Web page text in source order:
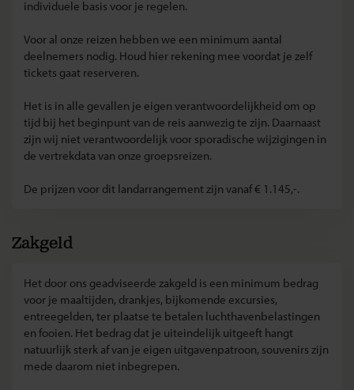
individuele basis voor je regelen.
Voor al onze reizen hebben we een minimum aantal
deelnemers nodig. Houd hier rekening mee voordat je zelf
tickets gaat reserveren.
Het is in alle gevallen je eigen verantwoordelijkheid om op
tijd bij het beginpunt van de reis aanwezig te zijn. Daarnaast
zijn wij niet verantwoordelijk voor sporadische wijzigingen in
de vertrekdata van onze groepsreizen.
De prijzen voor dit landarrangement zijn vanaf € 1.145,-.
Zakgeld
Het door ons geadviseerde zakgeld is een minimum bedrag
voor je maaltijden, drankjes, bijkomende excursies,
entreegelden, ter plaatse te betalen luchthavenbelastingen
en fooien. Het bedrag dat je uiteindelijk uitgeeft hangt
natuurlijk sterk af van je eigen uitgavenpatroon, souvenirs zijn
mede daarom niet inbegrepen.